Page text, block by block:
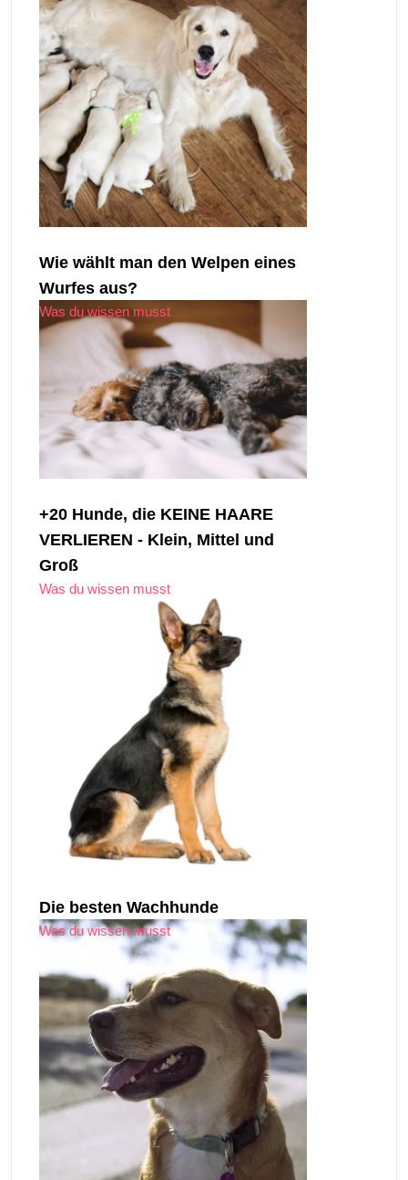
Wie wählt man den Welpen eines
Wurfes aus?
Was du wissen musst
+20 Hunde, die KEINE HAARE ​​
VERLIEREN - Klein, Mittel und
Groß
Was du wissen musst
Die besten Wachhunde
Was du wissen musst